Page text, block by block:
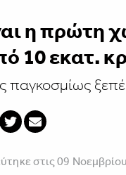
η πρώτη
10 εκατ.
παγκοσμίως
στις 09